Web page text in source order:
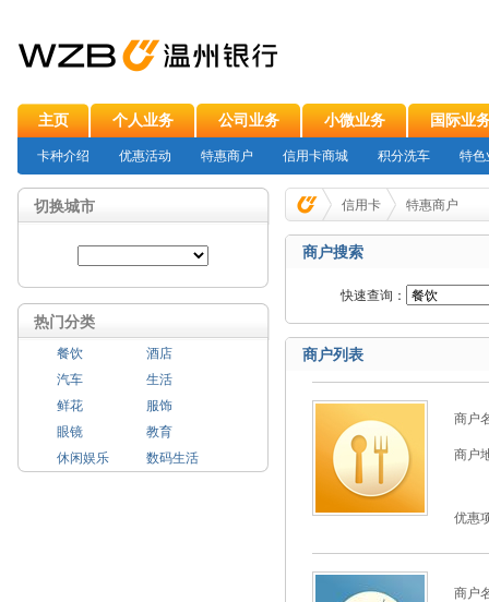
主页 个人业务 公司业务 小微业务 国际业
卡种介绍 优惠活动 特惠商户 信用卡商城 积分洗车 特色
切换城市
热门分类
餐饮
酒店
汽车
生活
鲜花
服饰
眼镜
教育
休闲娱乐
数码生活
信用卡 特惠商户
商户搜索
快速查询：
商户列表
商户
商户
优惠
商户